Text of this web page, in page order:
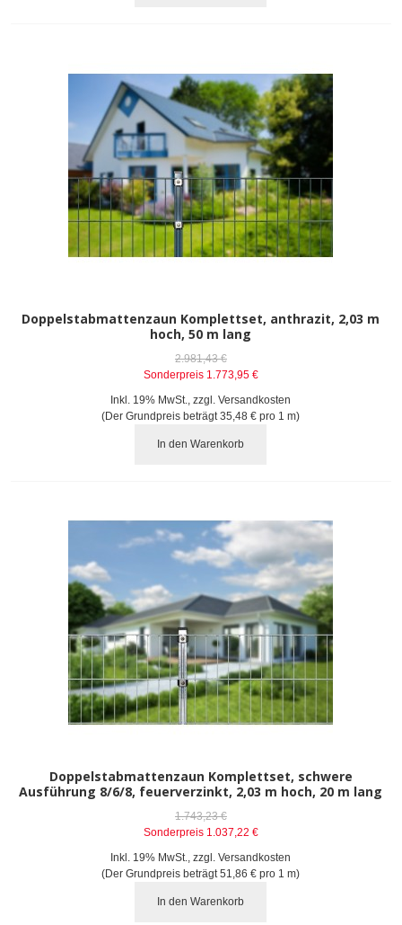
Doppelstabmattenzaun Komplettset, anthrazit, 2,03 m
hoch, 50 m lang
2.981,43 €
Sonderpreis 1.773,95 €
Inkl. 19% MwSt.
,zzgl.Versandkosten
(Der Grundpreis beträgt35,48 € pro 1 m)
In den Warenkorb
Doppelstabmattenzaun Komplettset, schwere
Ausführung 8/6/8, feuerverzinkt, 2,03 m hoch, 20 m lang
1.743,23 €
Sonderpreis 1.037,22 €
Inkl. 19% MwSt.
,zzgl.Versandkosten
(Der Grundpreis beträgt51,86 € pro 1 m)
In den Warenkorb